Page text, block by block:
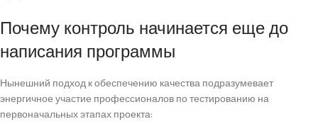
Почему контроль начинается еще до
написания программы
Нынешний подход к обеспечению качества подразумевает
энергичное участие профессионалов по тестированию на
первоначальных этапах проекта: